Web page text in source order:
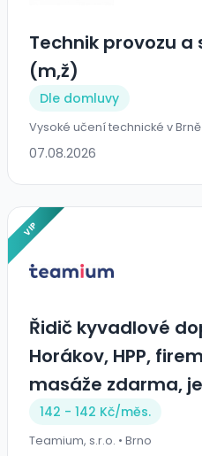
Technik provozu
(m,ž)
Dle domluvy
Vysoké učení technické v Brně
07.08.2026
VIP
Řidič kyvadlové
Horákov, HPP,
masáže zdarma,
142 - 142 Kč/měs.
Teamium, s.r.o. • Brno